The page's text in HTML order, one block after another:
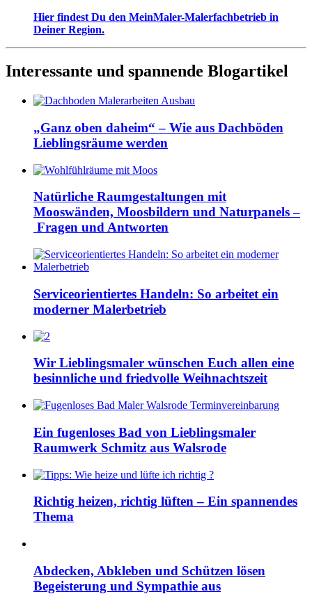
Hier findest Du den MeinMaler-Malerfachbetrieb in
Deiner Region.
Interessante und spannende Blogartikel
„Ganz oben daheim“ – Wie aus Dachböden
Lieblingsräume werden
Natürliche Raumgestaltungen mit
Mooswänden, Moosbildern und Naturpanels –
Fragen und Antworten
Serviceorientiertes Handeln: So arbeitet ein
moderner Malerbetrieb
Wir Lieblingsmaler wünschen Euch allen eine
besinnliche und friedvolle Weihnachtszeit
Ein fugenloses Bad von Lieblingsmaler
Raumwerk Schmitz aus Walsrode
Richtig heizen, richtig lüften – Ein spannendes
Thema
Abdecken, Abkleben und Schützen lösen
Begeisterung und Sympathie aus